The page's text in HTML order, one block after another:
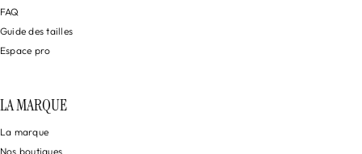
FAQ
Guide des tailles
Espace pro
LA MARQUE
La marque
Nos boutiques